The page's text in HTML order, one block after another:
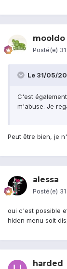
mooldo
Posté(e)
Le 31/05/
C'est
m'abuse. Je
Peut être bien, je
alessa
Posté(e)
oui c'est possible
hiden menu soit
harded